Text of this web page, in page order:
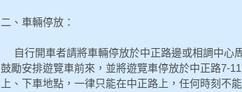
二、車輛停放：
自行開車者請將車輛停放於中正路邊或相調中心
鼓勵安排遊覽車前來，並將遊覽車停放於中正路7-
上、下車地點，一律只能在中正路上，任何時刻不